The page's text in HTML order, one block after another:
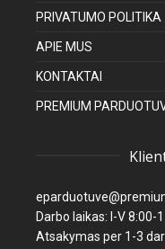
PRIVATUMO POLITIKA
APIE MUS
KONTAKTAI
PREMIUM
Darbo laikas: I-V 8:00-
Atsakymas per 1-3